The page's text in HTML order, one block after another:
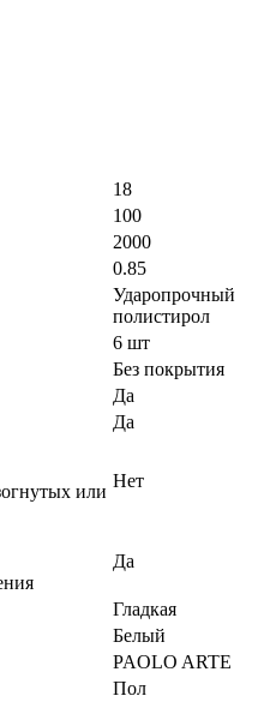
18
100
2000
0.85
Ударопрочный
полистирол
6 шт
Без покрытия
Да
Да
или
Нет
Да
Гладкая
Белый
PAOLO ARTE
Пол